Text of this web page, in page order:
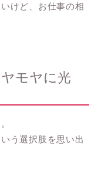
けど、お仕事の相
モヤに光
う選択肢を思い出